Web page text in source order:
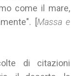
come il mare,
[Massa e
di citazioni